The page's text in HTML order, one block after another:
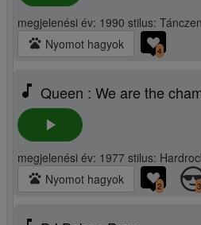
megjelenési év: 1990 stilus:
pets Nyomot hagyok 4
music_note Queen : We are the
play_arrow
megjelenési év: 1977 stilus:
pets Nyomot hagyok 2 3